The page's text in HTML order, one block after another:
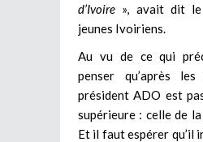
d’Ivoire », avait dit
jeunes Ivoiriens.
Au vu de ce qui
penser qu’après
président ADO est
supérieure : celle de
Et il faut espérer qu’il